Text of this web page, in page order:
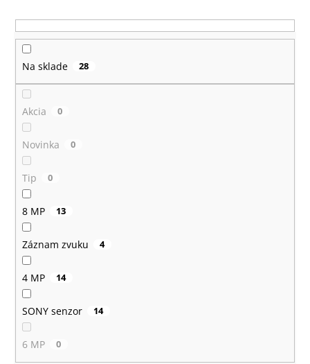
u
k
o
v
Na sklade 28
Akcia 0
Novinka 0
Tip 0
8 MP 13
Záznam zvuku 4
4 MP 14
SONY senzor 14
6 MP 0